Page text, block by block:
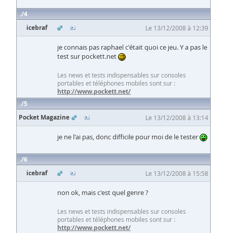
4
icebraf
Le 13/12/2008 à 12:39
je connais pas raphael c'était quoi ce jeu. Y a pas le
test sur pockett.net
Les news et tests indispensables sur consoles
portables et téléphones mobiles sont sur :
http://www.pockett.net/
5
Pocket Magazine
Le 13/12/2008 à 13:14
je ne l'ai pas, donc difficile pour moi de le tester
6
icebraf
Le 13/12/2008 à 15:58
non ok, mais c'est quel genre ?
Les news et tests indispensables sur consoles
portables et téléphones mobiles sont sur :
http://www.pockett.net/